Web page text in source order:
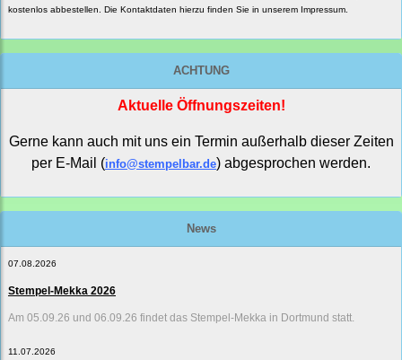
kostenlos abbestellen. Die Kontaktdaten hierzu finden Sie in unserem Impressum.
ACHTUNG
Aktuelle Öffnungszeiten!
Gerne kann auch mit uns ein Termin außerhalb dieser Zeiten
per E-Mail (info@stempelbar.de) abgesprochen werden.
News
07.08.2026
Stempel-Mekka 2026
Am 05.09.26 und 06.09.26 findet das Stempel-Mekka in Dortmund statt.
11.07.2026